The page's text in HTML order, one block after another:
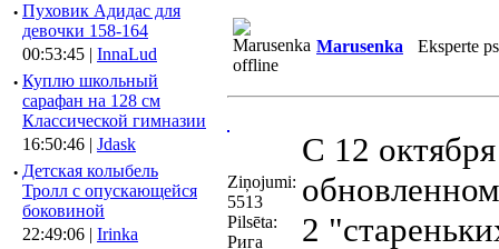
· Пуховик Адидас для
девочки 158-164
00:53:45 | InnaLud
· Куплю школьный
сарафан на 128 см
Классической гимназии
16:50:46 | Jdask
· Детская колыбель
Тролл с опускающейся
боковиной
22:49:06 | Irinka
Marusenka Eksperte
Ziņojumi:
5513
Pilsēta:
Рига
С 12
2